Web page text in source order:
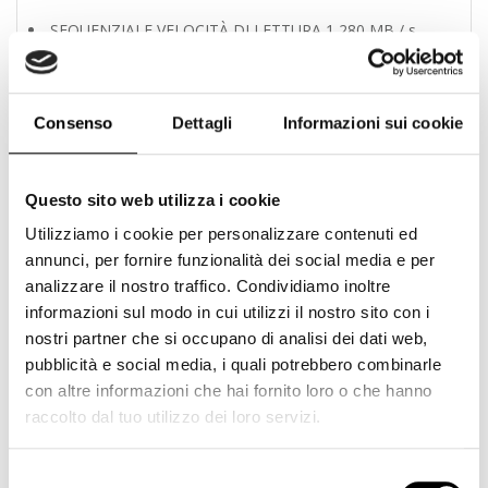
Consenso Dettagli Informazioni sui cookie
Questo sito web utilizza i cookie
Utilizziamo i cookie per personalizzare contenuti ed
annunci, per fornire funzionalità dei social media e per
analizzare il nostro traffico. Condividiamo inoltre
informazioni sul modo in cui utilizzi il nostro sito con i
nostri partner che si occupano di analisi dei dati web,
pubblicità e social media, i quali potrebbero combinarle
con altre informazioni che hai fornito loro o che hanno
raccolto dal tuo utilizzo dei loro servizi.
SEQUENZIALE VELOCITÀ DI LETTURA 1 280 MB / s
IN SCRITTURA SEQUENZIALE VELOCITÀ 1 160 MB / s
VELOCITÀ DI LETTURA SOSTENUTA 1 260 MB / s
VELOCITÀ DI SCRITTURA SOSTENUTA 1 140 MB / s
CERTIFICAZIONI RoHS, CE, FCC, KC, RCM, REACH
Elettrico:
TENSIONE DI INGRESSO CC 1,8 V ± 5%
CONSUMO ENERGETICO (inattivo / max) 2 mW / 1,2 W
Ambientale:
TEMPERATURA DI ESERCIZIO -25 ° C | 85 ° C
TEMPERATURA DI STOCCAGGIO -40 ° C | 85 ° C